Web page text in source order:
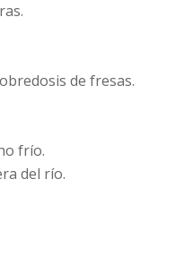
de fresas.
frío.
del río.